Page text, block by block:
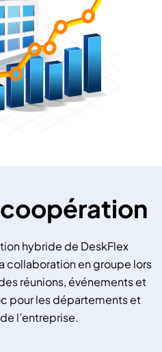
hybride de DeskFlex
collaboration en groupe lors
réunions, événements et
pour les départements et
l’entreprise.